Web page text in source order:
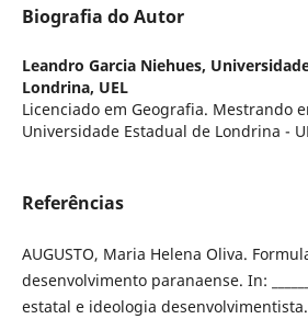
Biografia do Autor
Leandro Garcia Niehues,
Londrina, UEL
Licenciado em Geografia. Mestrando
Universidade Estadual de Londrina -
Referências
AUGUSTO, Maria Helena Oliva.
desenvolvimento paranaense. In:
estatal e ideologia